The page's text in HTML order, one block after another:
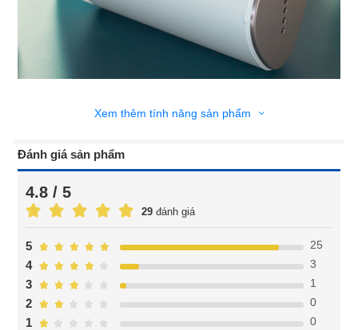
Xem thêm tính năng sản phẩm
Đánh giá sản phẩm
4.8 / 5
29 đánh giá
1 0
2 0
3 1
4 3
5 25